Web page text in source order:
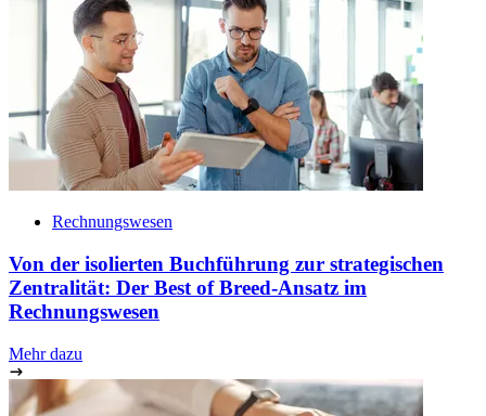
Rechnungswesen
Von der isolierten Buchführung zur strategischen
Zentralität: Der Best of Breed-Ansatz im
Rechnungswesen
Mehr dazu